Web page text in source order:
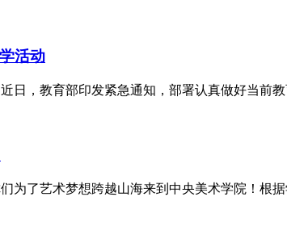
活动
日，教育部印发紧急通知，部署认真做好当前
为了艺术梦想跨越山海来到中央美术学院！根